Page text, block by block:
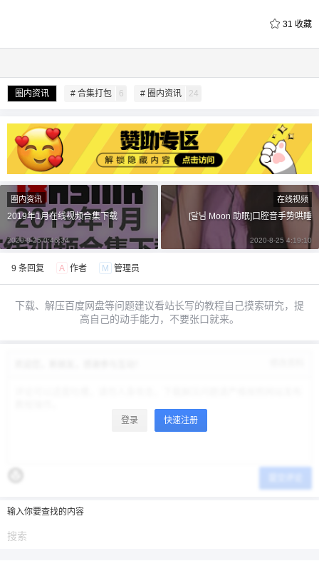
31 收藏
圈内资讯 # 合集打包 6 # 圈内资讯 24
2 元 5 元 10
20 元 50 元 自定义
付费内容
圈内资讯
2019年1月在线视频合集下载
2020-8-25 0:46:34
在线视频
[달님 Moon 助眠]口腔音手势哄睡
2020-8-25 4:19:10
9 条回复 A 作者 M 管理员
下载、解压百度网盘等问题建议看站长写的教程自己摸索研究，提
高自己的动手能力，不要张口就来。
登录 快速注册
输入你要查找的内容
您没有权限发布内容，请购买会员或者提升权
限。
6位以上